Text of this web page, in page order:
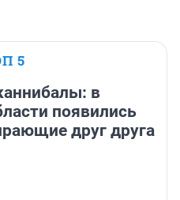
5
в
появились
друг друга